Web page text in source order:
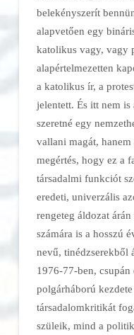
belekényszerít
alapvetően egy
katolikus vagy, vagy
alapértelmezetten
a katolikus ír, a
jelentett. És itt nem
szeretné egy
vallani magát,
megértés, hogy ez a
társadalmi funkciót
eredeti, univerzális
rengeteg áldozat
számára is a hosszú
nevű, tinédzserekből
1976-77-ben,
polgárháború
társadalomkritikát
szüleik, mind a